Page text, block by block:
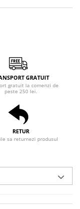
GRATUIT
gratuit la comenzi de
peste 250 lei.
RETUR
sa returnezi produsul